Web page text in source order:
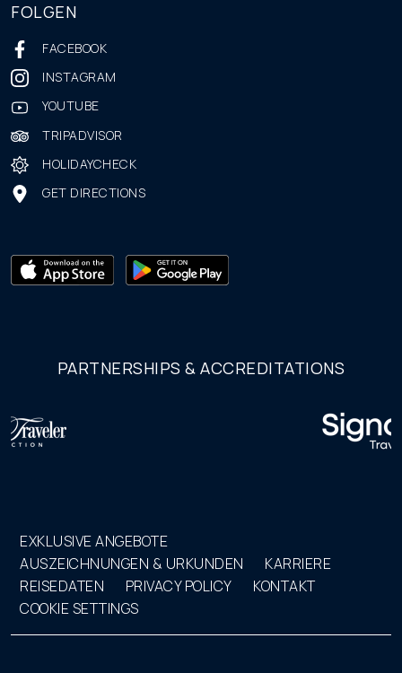
FOLGEN
FACEBOOK
INSTAGRAM
YOUTUBE
TRIPADVISOR
HOLIDAYCHECK
GET DIRECTIONS
PARTNERSHIPS & ACCREDITATIONS
EXKLUSIVE ANGEBOTE
AUSZEICHNUNGEN & URKUNDEN
KARRIERE
REISEDATEN
PRIVACY POLICY
KONTAKT
COOKIE SETTINGS